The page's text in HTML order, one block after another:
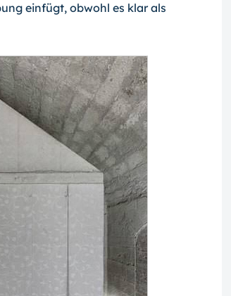
einfügt, obwohl es klar als